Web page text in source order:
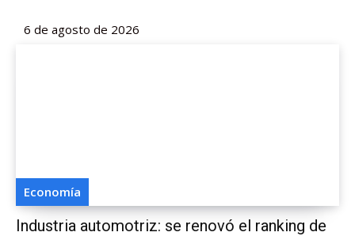
6 de agosto de 2026
Economía
Industria automotriz: se renovó el ranking de